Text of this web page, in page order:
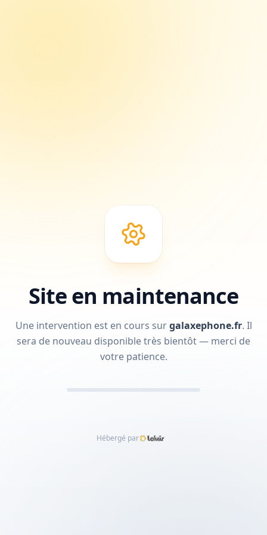
Site en maintenance
Une intervention est en cours surgalaxephone.fr. Il
sera de nouveau disponible très bientôt — merci de
votre patience.
Hébergé par